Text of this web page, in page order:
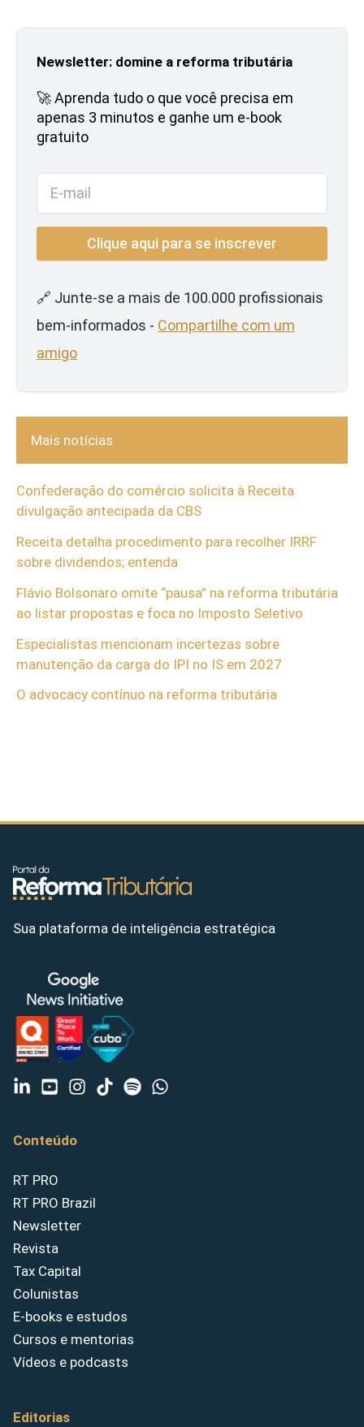
Newsletter: domine a reforma tributária
🚀 Aprenda tudo o que você precisa em
apenas 3 minutos e ganhe um e-book
gratuito
🔗 Junte-se a mais de 100.000 profissionais
bem-informados - Compartilhe com um
amigo
Mais notícias
Confederação do comércio solicita à Receita
divulgação antecipada da CBS
Receita detalha procedimento para recolher IRRF
sobre dividendos; entenda
Flávio Bolsonaro omite “pausa” na reforma tributária
ao listar propostas e foca no Imposto Seletivo
Especialistas mencionam incertezas sobre
manutenção da carga do IPI no IS em 2027
O advocacy contínuo na reforma tributária
Sua plataforma de inteligência estratégica
Conteúdo
RT PRO
RT PRO Brazil
Newsletter
Revista
Tax Capital
Colunistas
E-books e estudos
Cursos e mentorias
Vídeos e podcasts
Editorias